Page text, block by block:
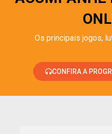
Os principais jogos,
CONFIRA A